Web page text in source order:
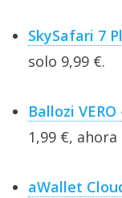
SkySafari 7
solo 9,99 €.
Ballozi
1,99 €, ahora
aWallet